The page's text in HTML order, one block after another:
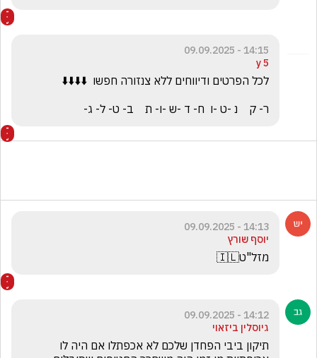
14:15 - 09.09.2025
5 y
ר- ק    נ -ט -ו  ח- ד -ש -ו- ת    ב- ט- ל- ג-
14:13 - 09.09.2025
יוסף שורץ
מזל"ט🇮🇱
14:12 - 09.09.2025
גיוסלין ביזאוי